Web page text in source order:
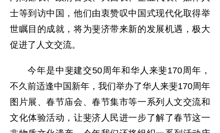
士等到访中国，他们由衷赞叹中国式现代化取得举
世瞩目的成就，将为斐济带来新的发展机遇，极大
促进了人文交流。
今年是中斐建交50周年和华人来斐170周年，
不久前适逢中国新年，我们举办了华人来斐170周年
图片展、春节庙会、春节集市等一系列人文交流和
文化体验活动，让斐济人民进一步了解了春节这一